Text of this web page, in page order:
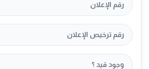
رقم الإعلان
رقم ترخيص الإعلان
وجود قيد ؟